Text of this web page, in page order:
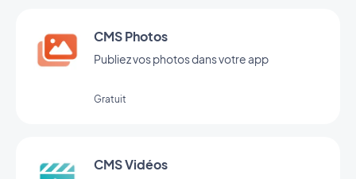
CMS Photos
Publiez vos photos dans votre app
Gratuit
CMS Vidéos